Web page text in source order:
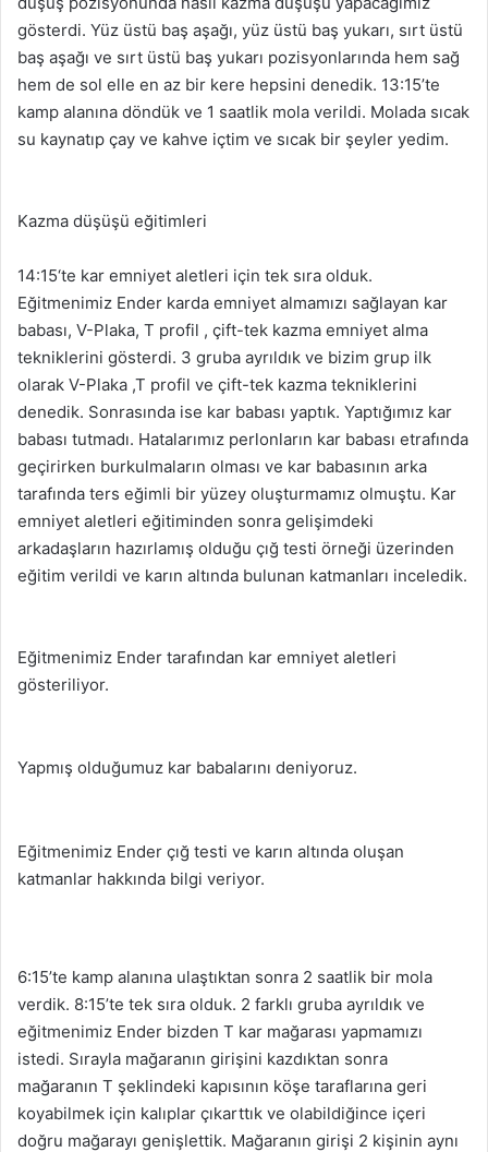
gösterdi. Yüz üstü baş aşağı, yüz üstü baş yukarı, sırt üstü
baş aşağı ve sırt üstü baş yukarı pozisyonlarında hem sağ
hem de sol elle en az bir kere hepsini denedik. 13:15’te
kamp alanına döndük ve 1 saatlik mola verildi. Molada sıcak
su kaynatıp çay ve kahve içtim ve sıcak bir şeyler yedim.
Kazma düşüşü eğitimleri
14:15‘te kar emniyet aletleri için tek sıra olduk.
Eğitmenimiz Ender karda emniyet almamızı sağlayan kar
babası, V-Plaka, T profil , çift-tek kazma emniyet alma
tekniklerini gösterdi. 3 gruba ayrıldık ve bizim grup ilk
olarak V-Plaka ,T profil ve çift-tek kazma tekniklerini
denedik. Sonrasında ise kar babası yaptık. Yaptığımız kar
babası tutmadı. Hatalarımız perlonların kar babası etrafında
geçirirken burkulmaların olması ve kar babasının arka
tarafında ters eğimli bir yüzey oluşturmamız olmuştu. Kar
emniyet aletleri eğitiminden sonra gelişimdeki
arkadaşların hazırlamış olduğu çığ testi örneği üzerinden
eğitim verildi ve karın altında bulunan katmanları inceledik.
Eğitmenimiz Ender tarafından kar emniyet aletleri
gösteriliyor.
Yapmış olduğumuz kar babalarını deniyoruz.
Eğitmenimiz Ender çığ testi ve karın altında oluşan
katmanlar hakkında bilgi veriyor.
6:15’te kamp alanına ulaştıktan sonra 2 saatlik bir mola
verdik. 8:15’te tek sıra olduk. 2 farklı gruba ayrıldık ve
eğitmenimiz Ender bizden T kar mağarası yapmamızı
istedi. Sırayla mağaranın girişini kazdıktan sonra
mağaranın T şeklindeki kapısının köşe taraflarına geri
koyabilmek için kalıplar çıkarttık ve olabildiğince içeri
doğru mağarayı genişlettik. Mağaranın girişi 2 kişinin aynı